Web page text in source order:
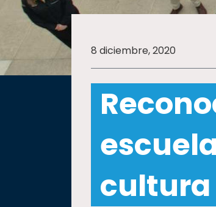
TEMAS
Oferta
educativa
Internacionalización
8 diciembre, 2020
cultura